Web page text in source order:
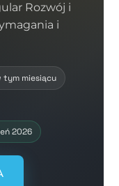
Rozwój i
i
tym miesiącu
2026